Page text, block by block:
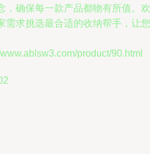
，确保每一款产品都物有所值。欢
需求挑选最合适的收纳帮手，让您
product/90.html